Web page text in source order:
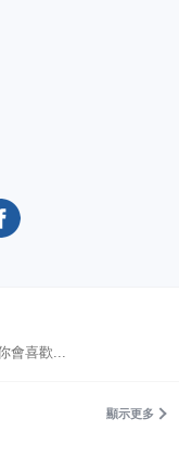
會喜歡...
顯示更多